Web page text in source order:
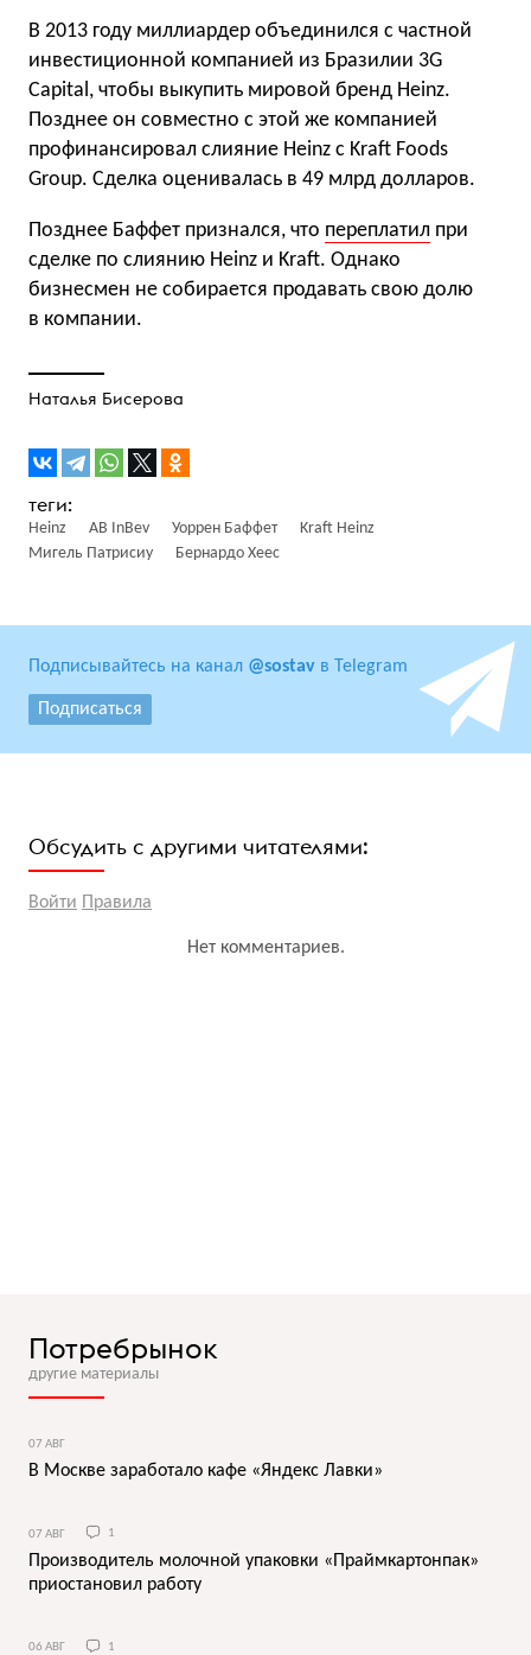
В 2013 году миллиардер объединился с частной
инвестиционной компанией из Бразилии 3G
Capital, чтобы выкупить мировой бренд Heinz.
Позднее он совместно с этой же компанией
профинансировал слияние Heinz с Kraft Foods
Group. Сделка оценивалась в 49 млрд долларов.
Позднее Баффет признался, что переплатил при
сделке по слиянию Heinz и Kraft. Однако
бизнесмен не собирается продавать свою долю
в компании.
Наталья Бисерова
Heinz AB InBev Уоррен Баффет
Kraft Heinz
Мигель Патрисиу
Бернардо Хеес
Подписывайтесь на канал @sostav в Telegram
Подписаться
Обсудить с другими читателями:
Войти Правила
Нет комментариев.
Потребрынок
другие материалы
07 АВГ
В Москве заработало кафе «Яндекс Лавки»
07 АВГ 1
Производитель молочной упаковки «Праймкартонпак»
приостановил работу
06 АВГ 1